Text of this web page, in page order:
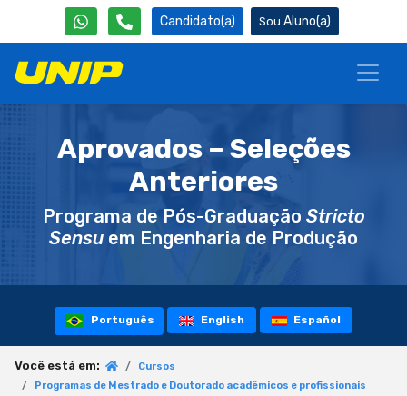
Candidato(a) Aluno(a)
Aprovados – Seleções
Anteriores
Programa de Pós-Graduação Stricto
Sensu em Engenharia de Produção
Português English Español
Você está em:
Cursos
Programas de Mestrado e Doutorado acadêmicos e profissionais